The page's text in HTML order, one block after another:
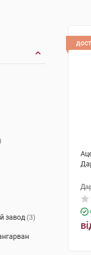
завод (3)